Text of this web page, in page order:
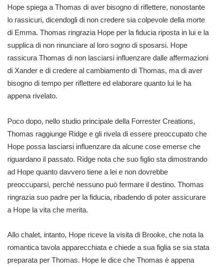
Hope spiega a Thomas di aver bisogno di riflettere, nonostante
lo rassicuri, dicendogli di non credere sia colpevole della morte
di Emma. Thomas ringrazia Hope per la fiducia riposta in lui e la
supplica di non rinunciare al loro sogno di sposarsi. Hope
rassicura Thomas di non lasciarsi influenzare dalle affermazioni
di Xander e di credere al cambiamento di Thomas, ma di aver
bisogno di tempo per riflettere ed elaborare quanto lui le ha
appena rivelato.
Poco dopo, nello studio principale della Forrester Creations,
Thomas raggiunge Ridge e gli rivela di essere preoccupato che
Hope possa lasciarsi influenzare da alcune cose emerse che
riguardano il passato. Ridge nota che suo figlio sta dimostrando
ad Hope quanto davvero tiene a lei e non dovrebbe
preoccuparsi, perché nessuno può fermare il destino. Thomas
ringrazia suo padre per la fiducia, ribadendo di poter assicurare
a Hope la vita che merita.
Allo chalet, intanto, Hope riceve la visita di Brooke, che nota la
romantica tavola apparecchiata e chiede a sua figlia se sia stata
preparata per Thomas. Hope le dice che Thomas è appena